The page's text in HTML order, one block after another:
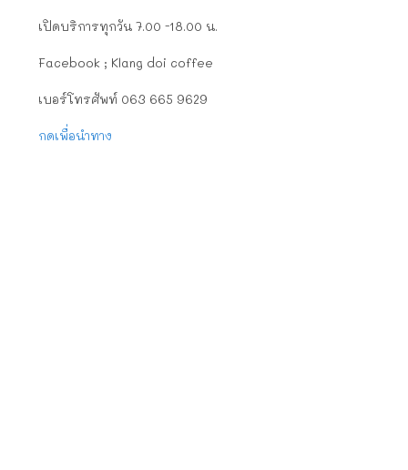
เปิดบริการทุกวัน 7.00 -18.00 น.
Facebook ; Klang doi coffee
เบอร์โทรศัพท์ 063 665 9629
กดเพื่อนำทาง